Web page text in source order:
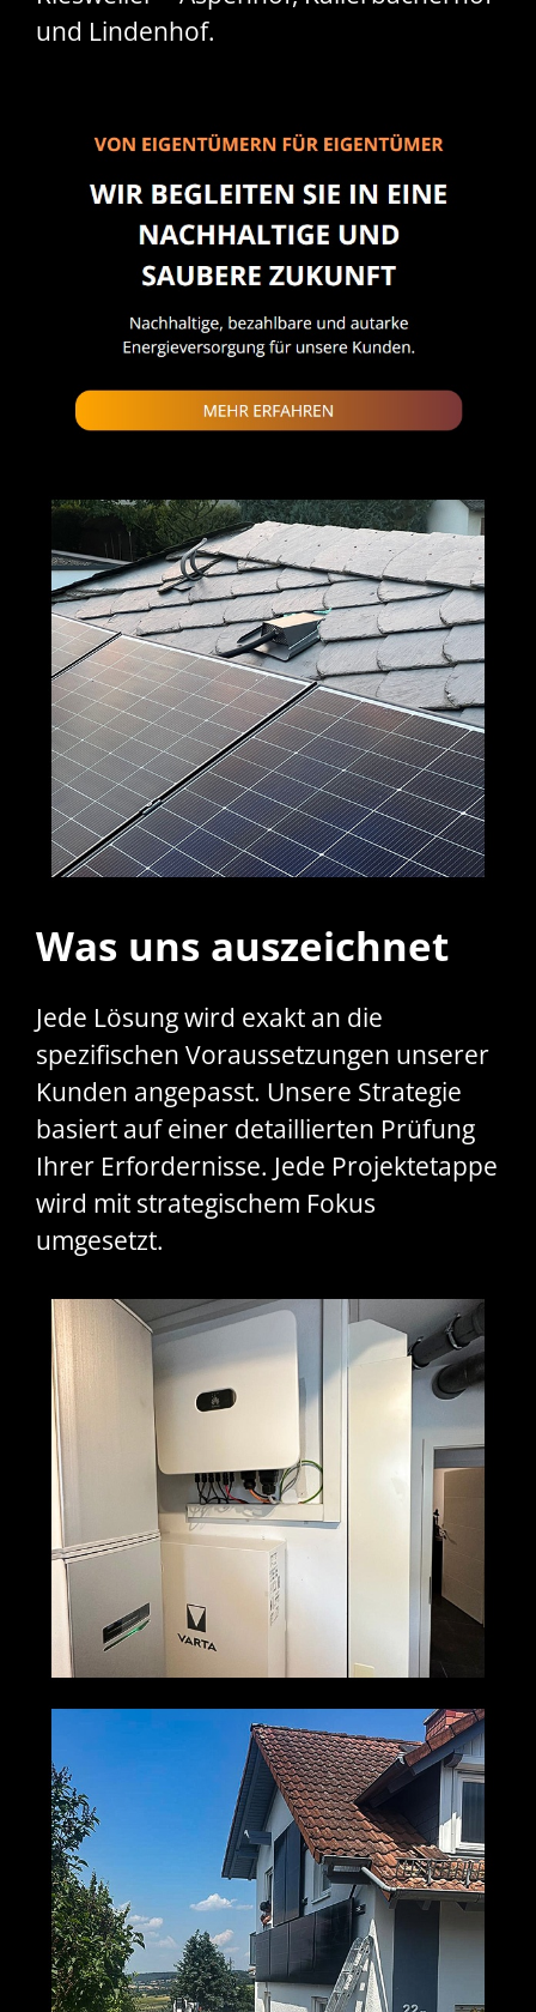
und Lindenhof.
Was uns auszeichnet
Jede Lösung wird exakt an die
spezifischen Voraussetzungen unserer
Kunden angepasst. Unsere Strategie
basiert auf einer detaillierten Prüfung
Ihrer Erfordernisse. Jede Projektetappe
wird mit strategischem Fokus
umgesetzt.